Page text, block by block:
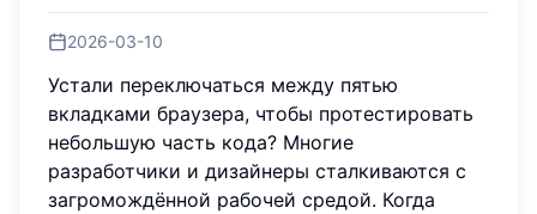
2026-03-10
Устали переключаться между пятью
вкладками браузера, чтобы протестировать
небольшую часть кода? Многие
разработчики и дизайнеры сталкиваются с
загромождённой рабочей средой. Когда